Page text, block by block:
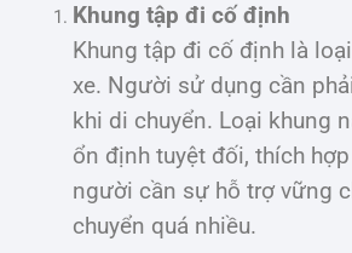
Khung tập đi cố định
Khung tập đi cố định là
xe. Người sử dụng cần
khi di chuyển. Loại khung
ổn định tuyệt đối, thích
người cần sự hỗ trợ vững
chuyển quá nhiều.